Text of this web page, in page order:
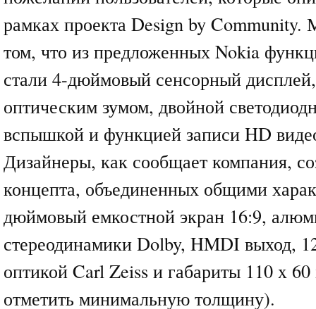
рамках проекта Design by
том, что из предложенных Nokia
стали 4-дюймовый сенсорный
оптическим зумом, двойной
вспышкой и функцией записи HD
Дизайнеры, как сообщает компания,
концепта, объединенных общими
дюймовый емкостной экран 16:9,
стереодинамики Dolby, HMDI выход,
оптикой Carl Zeiss и габариты 110 x
отметить минимальную толщину).